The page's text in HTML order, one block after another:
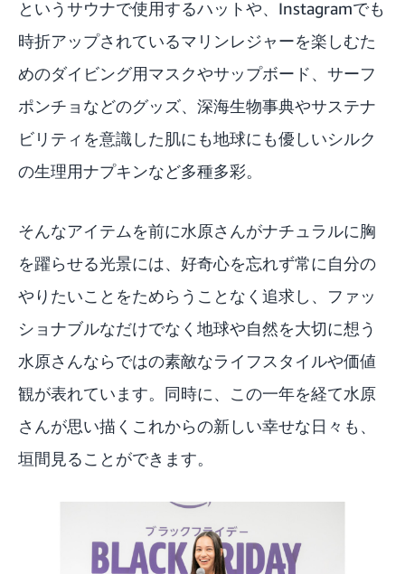
というサウナで使用するハットや、Instagramでも
時折アップされているマリンレジャーを楽しむた
めのダイビング用マスクやサップボード、サーフ
ポンチョなどのグッズ、深海生物事典やサステナ
ビリティを意識した肌にも地球にも優しいシルク
の生理用ナプキンなど多種多彩。
そんなアイテムを前に水原さんがナチュラルに胸
を躍らせる光景には、好奇心を忘れず常に自分の
やりたいことをためらうことなく追求し、ファッ
ショナブルなだけでなく地球や自然を大切に想う
水原さんならではの素敵なライフスタイルや価値
観が表れています。同時に、この一年を経て水原
さんが思い描くこれからの新しい幸せな日々も、
垣間見ることができます。